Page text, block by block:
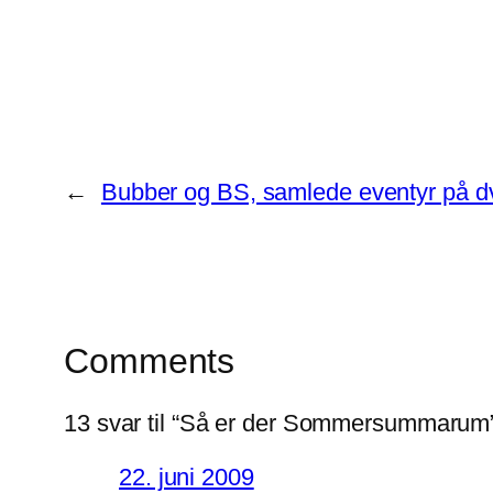
← Bubber og BS, samlede eventyr på
Comments
13 svar til “Så er der
22. juni 2009